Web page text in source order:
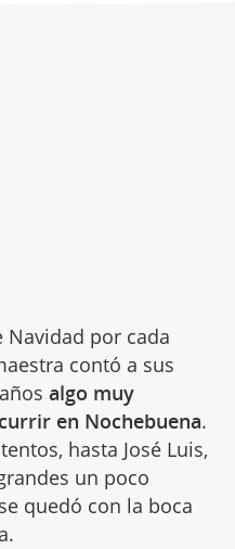
Navidad por cada
contó a sus
algo muy
en Nochebuena.
hasta José Luis,
un poco
quedó con la boca